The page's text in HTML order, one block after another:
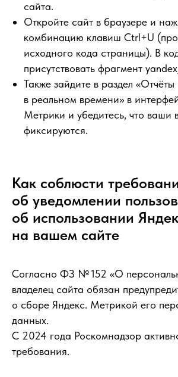
сайта.
Откройте сайт в браузере и
комбинацию клавиш Ctrl+U
исходного кода страницы). В
присутствовать фрагмент
Также зайдите в раздел
в реальном времени» в
Метрики и убедитесь, что ваши
фиксируются.
Как соблюсти
об уведомлении
об использовании
на вашем сайте
Согласно ФЗ № 152 «О
владелец сайта обязан
о сборе Яндекс. Метрикой его
данных.
С 2024 года Роскомнадзор
требования.